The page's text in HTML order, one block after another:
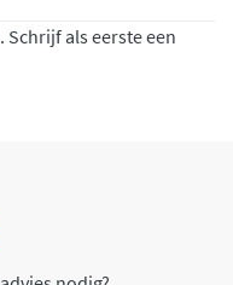
Schrijf als eerste een